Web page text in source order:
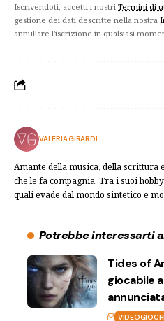
Iscrivendoti, accetti i nostri Termini di
gestione dei dati descritte nella nostra
annullare l'iscrizione in qualsiasi
VALERIA GIRARDI
Amante della musica, della scrittura
che le fa compagnia. Tra i suoi
quali evade dal mondo sintetico e
Potrebbe interessarti
Tides of
giocabile
VIDEOGIOCHI